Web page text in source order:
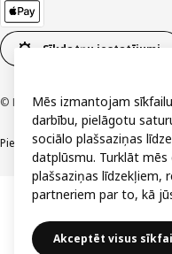
Sīkdatņu iestatījumi
© Inter IKEA Systems B.V. 1999-
PiekļūstamībaVispārīgi noteikumi
Mēs izmantojam
darbību, pielāgotu
sociālo plašsaziņas
datplūsmu. Turklāt
plašsaziņas līdzekļiem,
partneriem par to, kā
Akceptēt visus